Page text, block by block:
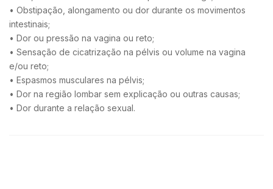
• Obstipação, alongamento ou dor durante os movimentos
intestinais;
• Dor ou pressão na vagina ou reto;
• Sensação de cicatrização na pélvis ou volume na vagina
e/ou reto;
• Espasmos musculares na pélvis;
• Dor na região lombar sem explicação ou outras causas;
• Dor durante a relação sexual.